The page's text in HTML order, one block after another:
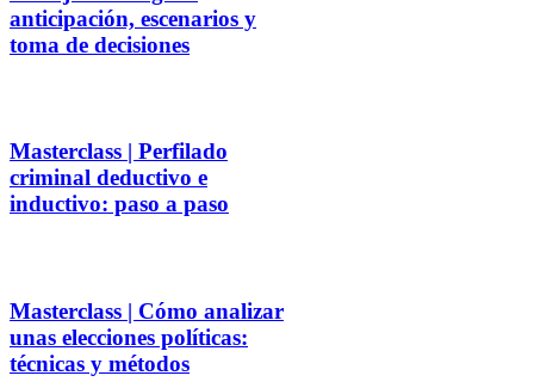
anticipación, escenarios y
toma de decisiones
Masterclass | Perfilado
criminal deductivo e
inductivo: paso a paso
Masterclass | Cómo analizar
unas elecciones políticas:
técnicas y métodos